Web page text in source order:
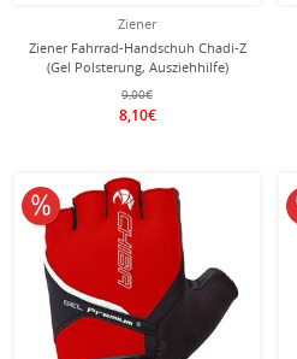
Ziener
Ziener Fahrrad-Handschuh Chadi-Z
(Gel Polsterung, Ausziehhilfe)
schwarz/blau Kinder
9,00€
8,10€
10% reduziert